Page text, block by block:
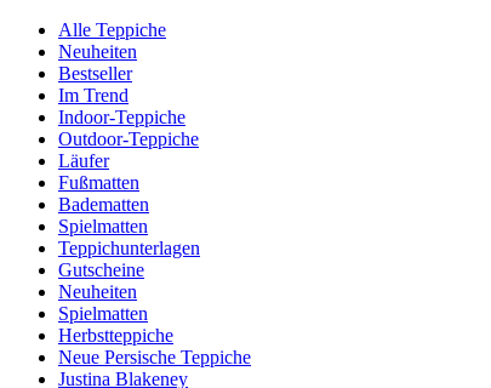
Alle Teppiche
Neuheiten
Bestseller
Im Trend
Indoor-Teppiche
Outdoor-Teppiche
Läufer
Fußmatten
Badematten
Spielmatten
Teppichunterlagen
Gutscheine
Neuheiten
Spielmatten
Herbstteppiche
Neue Persische Teppiche
Justina Blakeney